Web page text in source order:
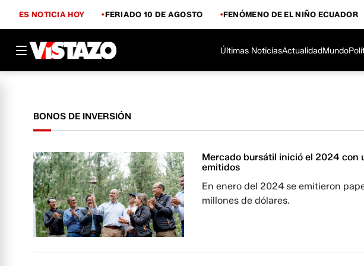
ES NOTICIA HOY FERIADO 10 DE AGOSTO FENÓMENO DE EL NIÑO ECUADOR
Últimas NoticiasActualidadMundo
BONOS DE INVERSIÓN
Mercado bursátil inició el 2024 con
emitidos
En enero del 2024 se emitieron
millones de dólares.